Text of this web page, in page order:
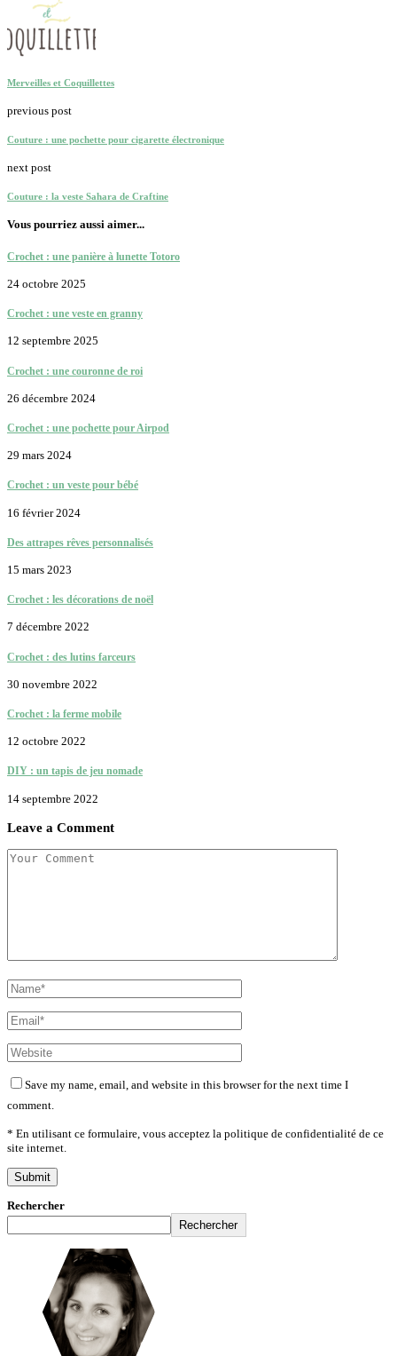
Merveilles et Coquillettes
previous post
Couture : une pochette pour cigarette électronique
next post
Couture : la veste Sahara de Craftine
Vous pourriez aussi aimer...
Crochet : une panière à lunette Totoro
24 octobre 2025
Crochet : une veste en granny
12 septembre 2025
Crochet : une couronne de roi
26 décembre 2024
Crochet : une pochette pour Airpod
29 mars 2024
Crochet : un veste pour bébé
16 février 2024
Des attrapes rêves personnalisés
15 mars 2023
Crochet : les décorations de noël
7 décembre 2022
Crochet : des lutins farceurs
30 novembre 2022
Crochet : la ferme mobile
12 octobre 2022
DIY : un tapis de jeu nomade
14 septembre 2022
Leave a Comment
Save my name, email, and website in this browser for the next time I
comment.
* En utilisant ce formulaire, vous acceptez la politique de confidentialité de ce
site internet.
Rechercher
Rechercher